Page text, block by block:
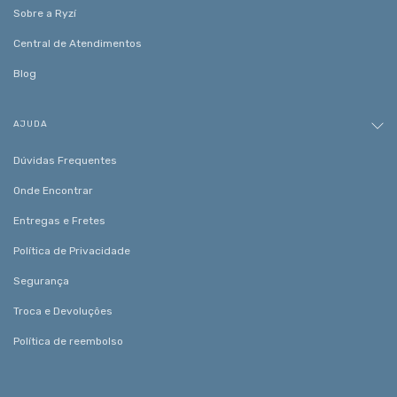
Sobre a Ryzí
Central de Atendimentos
Blog
AJUDA
Dúvidas Frequentes
Onde Encontrar
Entregas e Fretes
Política de Privacidade
Segurança
Troca e Devoluções
Política de reembolso